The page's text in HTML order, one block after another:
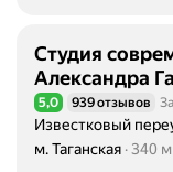
Студия
Александра
Рейтинг 5,0 из 5
5,0 939 отзывов
Известковый
Метро м.
м. Таганская 340 м